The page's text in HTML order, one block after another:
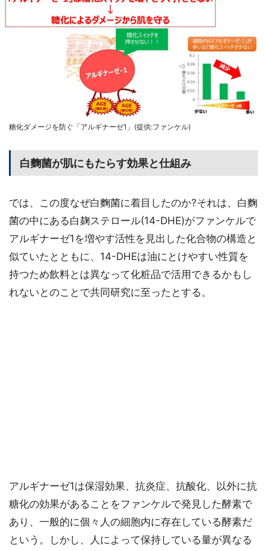
糖化ダメージを防ぐ「アルギナーゼ1」(提供:ファンケル)
白麴菌が肌にもたらす効果と仕組み
では、この度なぜ白麴菌に着目したのか?それは、白麴
菌の中にある白麹ステロール(14-DHE)がファンケルで
アルギナーゼ1を増やす活性を見出した化合物の構造と
似ていたとともに、14-DHEは油にとけやすい性質を
持つため飲料とは異なって化粧品で活用できるかもし
れないとのことで共同研究に至ったとする。
アルギナーゼ1は保湿効果、抗炎症、抗酸化、以外に抗
糖化の効果があることをファンケルで発見した酵素で
あり、一般的に個々人の細胞内に存在している酵素だ
という。しかし、人によって保持している量が異なる